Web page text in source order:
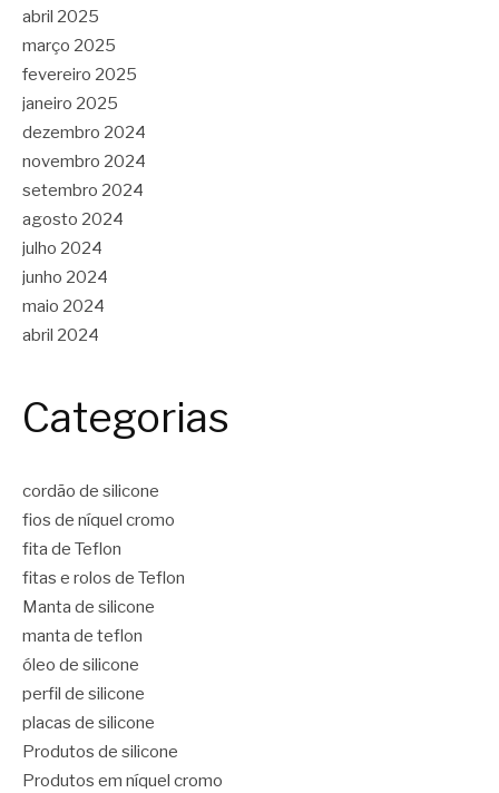
abril 2025
março 2025
fevereiro 2025
janeiro 2025
dezembro 2024
novembro 2024
setembro 2024
agosto 2024
julho 2024
junho 2024
maio 2024
abril 2024
Categorias
cordão de silicone
fios de níquel cromo
fita de Teflon
fitas e rolos de Teflon
Manta de silicone
manta de teflon
óleo de silicone
perfil de silicone
placas de silicone
Produtos de silicone
Produtos em níquel cromo